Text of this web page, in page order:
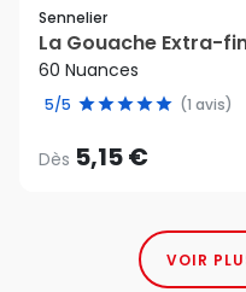
Sennelier
La Gouache Extra-
60 Nuances
5/5 (1 avis)
Dès 5,15 €
VOIR